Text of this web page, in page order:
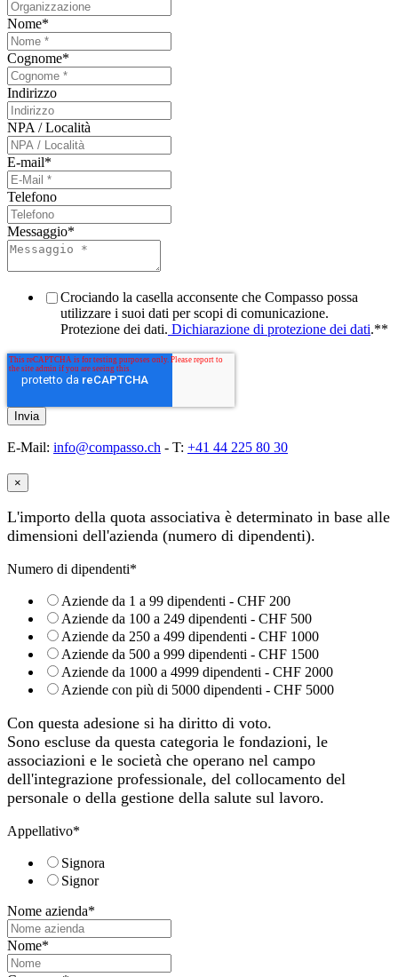
Nome*
Cognome*
Indirizzo
NPA / Località
E-mail*
Telefono
Messaggio*
Crociando la casella acconsente che Compasso possa
utilizzare i suoi dati per scopi di comunicazione.
Protezione dei dati. Dichiarazione di protezione dei dati.**
E-Mail: info@compasso.ch - T: +41 44 225 80 30
×
L'importo della quota associativa è determinato in base alle
dimensioni dell'azienda (numero di dipendenti).
Numero di dipendenti*
Aziende da 1 a 99 dipendenti - CHF 200
Aziende da 100 a 249 dipendenti - CHF 500
Aziende da 250 a 499 dipendenti - CHF 1000
Aziende da 500 a 999 dipendenti - CHF 1500
Aziende da 1000 a 4999 dipendenti - CHF 2000
Aziende con più di 5000 dipendenti - CHF 5000
Con questa adesione si ha diritto di voto.
Sono escluse da questa categoria le fondazioni, le
associazioni e le società che operano nel campo
dell'integrazione professionale, del collocamento del
personale o della gestione della salute sul lavoro.
Appellativo*
Signora
Signor
Nome azienda*
Nome*